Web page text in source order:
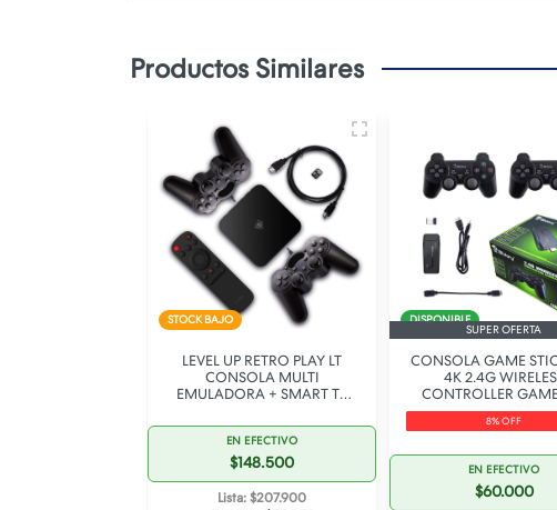
Productos Similares
STOCK BAJO
LEVEL UP RETRO PLAY LT
CONSOLA MULTI
EMULADORA + SMART TV
EN EFECTIVO
$148.500
Lista: $207.900
DISPONIBLE
SUPER OFERTA
CONSOLA GAME
4K 2.4G
CONTROLLER
8% OFF
EN EFECTIVO
$60.000